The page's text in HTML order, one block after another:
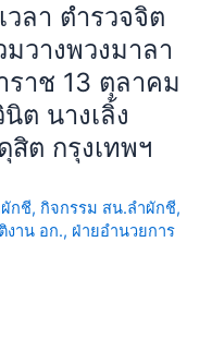
ลา ตำรวจจิต
วางพวงมาลา
ราช 13 ตุลาคม
ต นางเลิ้ง
สิต กรุงเทพฯ
กชี, กิจกรรม สน.ลำผักชี,
งาน อก., ฝ่ายอำนวยการ